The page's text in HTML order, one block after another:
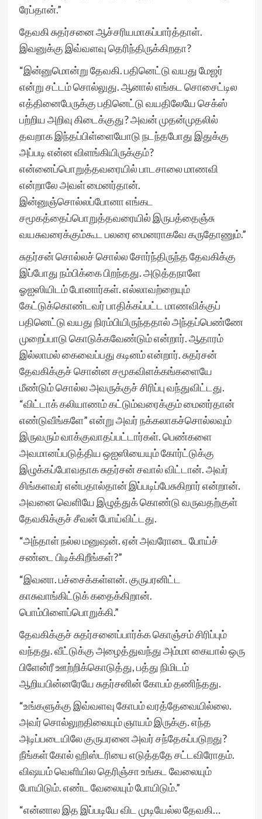
ரேப்தான்.”
தேவகி சுதர்சனை ஆச்சரியமாகப்பார்த்தாள்.
இவனுக்கு இவ்வளவு தெரிந்திருக்கிறதா?
“இன்னுமொன்று தேவகி. பதினெட்டு வயது மேஜர்
என்று சட்டம் சொல்லுது. ஆனால் எங்கட சொசைட்டில
எத்தினைபேருக்கு பதினெட்டு வயதிலேயே செக்ஸ்
பற்றிய அறிவு கிடைக்குது? அவன் முதன்முதலில்
தவறாக இந்தப்பிள்ளையோடு நடந்தபோது இதுக்கு
அப்படி என்ன விளங்கியிருக்கும்?
என்னைப்பொறுத்தவரையில் பாடசாலை மாணவி
என்றாலே அவள் மைனர்தான்.
இன்னுஞ்சொல்லப்போனா எங்கட
சமூகத்தைப்பொறுத்தவரையில் இருபத்தைஞ்சு
வயசுவரைக்கும்கூட பலரை மைனராகவே கருதோணும்.”
சுதர்சன் சொல்லச் சொல்ல சோர்ந்திருந்த தேவகிக்கு
இப்போது நம்பிக்கை பிறந்தது. அடுத்தநாளே
ஓஐஸியிடம் போனார்கள். எல்லாவற்றையும்
கேட்டுக்கொண்டவர் பாதிக்கப்பட்ட மாணவிக்குப்
பதினெட்டு வயது நிரம்பியிருந்ததால் அந்தப்பெண்ணே
முறைப்பாடு கொடுக்கவேண்டும் என்றார். ஆதாரம்
இல்லாமல் கைவைப்பது கடினம் என்றார். சுதர்சன்
தேவகிக்குச் சொன்ன சமூகவிளக்கங்களையே
மீண்டும் சொல்ல அவருக்குச் சிரிப்பு வந்துவிட்டது.
“விட்டாக் கலியாணம் கட்டும்வரைக்கும் மைனர்தான்
எண்டுவீங்களே” என்று அவர் நக்கலாகச்சொல்லவும்
இருவரும் வாக்குவாதப்பட்டார்கள். பெண்களை
அவமானப்படுத்திய ஒஐஸியையும் கோர்ட்டுக்கு
இழுக்கப்போவதாக சுதர்சன் சவால் விட்டான். அவர்
சிங்களவர் என்பதால்தான் இப்படிப்பேசுகிறார் என்றான்.
அவனை வெளியே இழுத்துக் கொண்டு வருவதற்குள்
தேவகிக்குச் சீவன் போய்விட்டது.
“அந்தாள் நல்ல மனுஷன். ஏன் அவரோடை போய்ச்
சண்டை பிடிக்கிறீங்கள்?”
“இவனா. பச்சைக்கள்ளன். குருபரனிட்ட
காசுவாங்கிட்டுக் கதைக்கிறான்.
பொம்பிளைப்பொறுக்கி.”
தேவகிக்குச் சுதர்சனைப்பார்க்க கொஞ்சம் சிரிப்பும்
வந்தது. வீட்டுக்கு அழைத்துவந்து அம்மா கையால் ஒரு
பிளேன்ரீ ஊற்றிக்கொடுத்து, பத்து நிமிடம்
ஆறியபின்னரேயே சுதர்சனின் கோபம் தணிந்தது.
“உங்களுக்கு இவ்வளவு கோபம் வரத்தேவையில்லை.
அவர் சொல்லுறதிலையும் ஞாயம் இருக்கு. எந்த
அடிப்படையிலே குருபரனை அவர் சந்தேகப்படுறது?
நீங்கள் கோல் ஹிஸ்டரியை எடுத்ததே சட்டவிரோதம்.
விஷயம் வெளியில தெரிஞ்சா உங்கட வேலையும்
போயிடும். எண்ட வேலையும் போயிடும்.”
“என்னால இத இப்படியே விட முடியேல்ல தேவகி…